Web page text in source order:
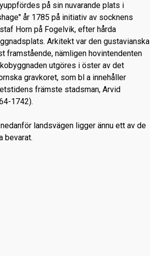
på sin nuvarande plats i
år 1785 på initiativ av socknens
Horn på Fogelvik, efter hårda
Arkitekt var den gustavianska
framstående, nämligen hovintendenten
utgöres i öster av det
gravkoret, som bl a innehåller
främste stadsman, Arvid
1742).
landsvägen ligger ännu ett av de
bevarat.